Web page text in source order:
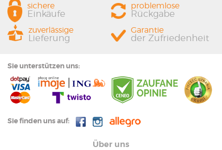
sichere
Einkäufe
problemlose
Rückgabe
zuverlässige
Lieferung
Garantie
der Zufriedenheit
Sie unterstützen uns:
Sie finden uns auf:
Über uns